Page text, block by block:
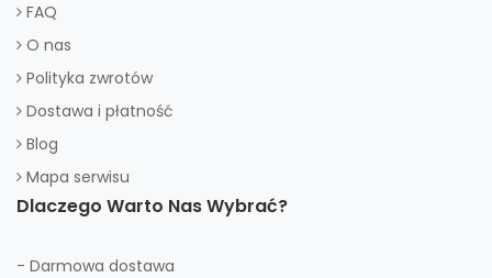
FAQ
O nas
Polityka zwrotów
Dostawa i płatność
Blog
Mapa serwisu
Dlaczego Warto Nas Wybrać?
- Darmowa dostawa